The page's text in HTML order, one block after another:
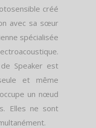
créé
avec sa sœur
spécialisée
Speaker est
et même
un nœud
Elles ne sont